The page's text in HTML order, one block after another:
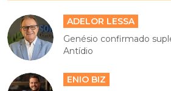
ADELOR LESSA
Genésio confirmado
Antídio
ENIO BIZ